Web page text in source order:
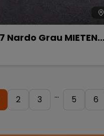
Nardo Grau MIETEN
2 3 ... 5 6